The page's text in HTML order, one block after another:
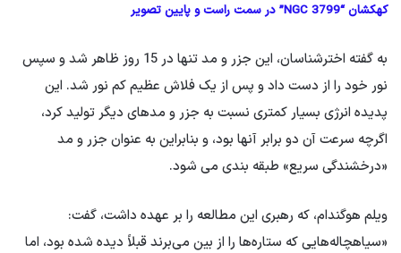
کهکشان “NGC 3799” در سمت راست و پایین تصویر
به گفته اخترشناسان، این جزر و مد تنها در 15 روز ظاهر شد و سپس
نور خود را از دست داد و پس از یک فلاش عظیم کم نور شد. این
پدیده انرژی بسیار کمتری نسبت به جزر و مدهای دیگر تولید کرد،
اگرچه سرعت آن دو برابر آنها بود، و بنابراین به عنوان جزر و مد
«درخشندگی سریع» طبقه بندی می شود.
ویلم هوگندام، که رهبری این مطالعه را بر عهده داشت، گفت:
«سیاهچاله‌هایی که ستاره‌ها را از بین می‌برند قبلاً دیده شده بود، اما